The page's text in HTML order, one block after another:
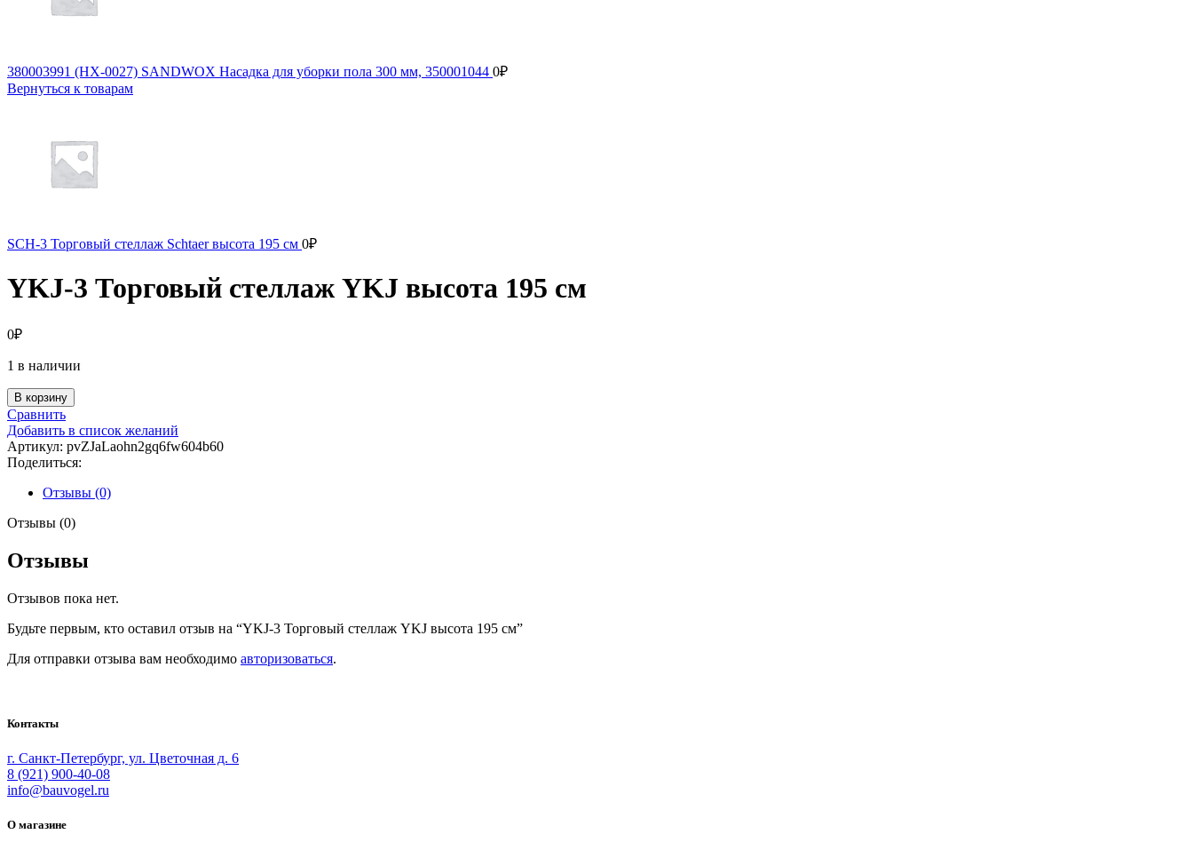
380003991 (HX-0027) SANDWOX Насадка для уборки пола 300 мм, 350001044 0₽
Вернуться к товарам
SCH-3 Торговый стеллаж Schtaer высота 195 см 0₽
YKJ-3 Торговый стеллаж YKJ высота 195 см
0₽
1 в наличии
В корзину
Сравнить
Добавить в список желаний
Артикул: pvZJaLaohn2gq6fw604b60
Поделиться:
Отзывы (0)
Отзывы (0)
Отзывы
Отзывов пока нет.
Будьте первым, кто оставил отзыв на “YKJ-3 Торговый стеллаж YKJ высота 195 см”
Для отправки отзыва вам необходимо авторизоваться.
Контакты
г. Санкт-Петербург, ул. Цветочная д. 6
8 (921) 900-40-08
info@bauvogel.ru
О магазине